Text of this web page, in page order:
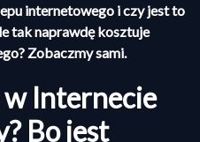
internetowego i czy jest to
tak naprawdę kosztuje
Zobaczmy sami.
w Internecie
Bo jest